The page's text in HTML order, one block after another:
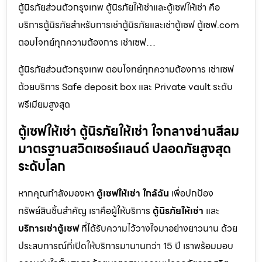
ตู้นิรภัยส่วนตัวกรุงเทพ ตู้นิรภัยให้เช่าและตู้เซฟให้เช่า คือ
บริการตู้นิรภัยสำหรับการเช่าตู้นิรภัยและเช่าตู้เซฟ ตู้เซฟ.com
ตอบโจทย์ทุกความต้องการ เช่าเซฟ…
ตู้นิรภัยส่วนตัวกรุงเทพ ตอบโจทย์ทุกความต้องการ เช่าเซฟ
ด้วยบริการ Safe deposit box และ Private vault ระดับ
พรีเมียมสูงสุด
ตู้เซฟให้เช่า ตู้นิรภัยให้เช่า ใจกลางย่านสีลม
มาตรฐานสวิตเซอร์แลนด์ ปลอดภัยสูงสุด
ระดับโลก
หากคุณกำลังมองหา ตู้เซฟให้เช่า ใกล้ฉัน เพื่อปกป้อง
ทรัพย์สินชิ้นสำคัญ เราคือผู้ให้บริการ ตู้นิรภัยให้เช่า และ
บริการเช่าตู้เซฟที่ได้รับความไว้วางใจมาอย่างยาวนาน ด้วย
ประสบการณ์ที่เปิดให้บริการมานานกว่า 15 ปี เราพร้อมมอบ